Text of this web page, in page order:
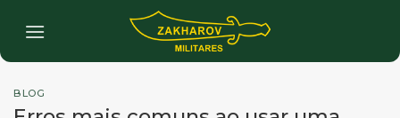
content
BLOG